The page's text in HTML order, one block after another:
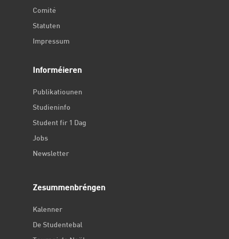
Comité
Statuten
Impressum
Informéieren
Publikatiounen
Studieninfo
Student fir 1 Dag
Jobs
Newsletter
Zesummenbréngen
Kalenner
De Studentebal